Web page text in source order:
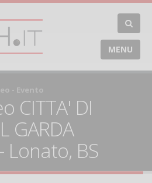
MENU
- Evento
CITTA' DI
GARDA
Lonato, BS